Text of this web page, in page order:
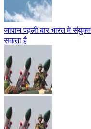
जापान पहली बार भारत में
सकता है